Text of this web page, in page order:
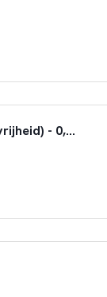
Docent Dienstverlening & Producten (D&P – Keuken & Gastvrijheid) - 0,45 fte